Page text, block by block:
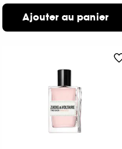
Ajouter au panier